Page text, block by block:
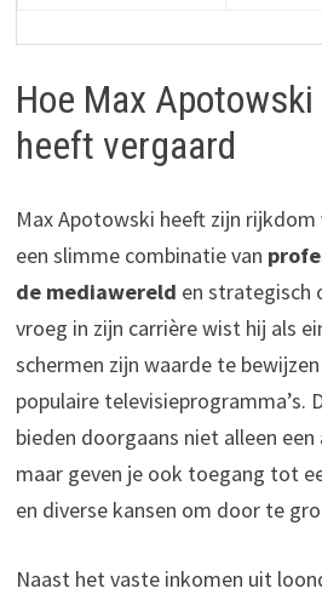
Hoe Max
heeft vergaard
Max Apotowski heeft zijn
een slimme combinatie van
de mediawereld en strategisch
vroeg in zijn carrière wist hij als
schermen zijn waarde te
populaire televisieprogramma’s.
bieden doorgaans niet alleen
maar geven je ook toegang tot
en diverse kansen om door te
Naast het vaste inkomen uit